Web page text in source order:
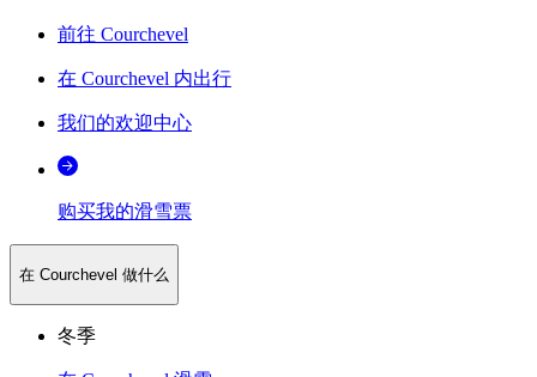
前往 Courchevel
在 Courchevel 内出行
我们的欢迎中心
购买我的滑雪票
在 Courchevel 做什么
冬季